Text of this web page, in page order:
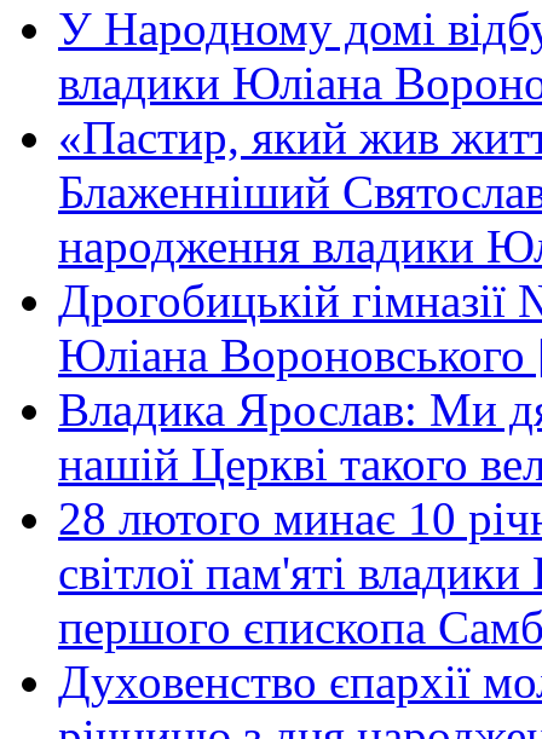
У Народному домі
владики Юліана
«Пастир, який жив
Блаженніший
народження владики
Дрогобицькій
Юліана
Владика Ярослав: Ми
нашій Церкві такого
28 лютого минає 10
світлої пам'яті
першого єпископа
Духовенство єпархії